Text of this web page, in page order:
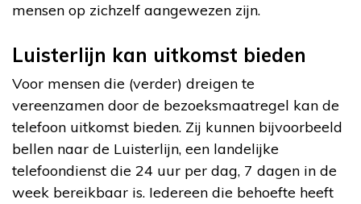
mensen op zichzelf aangewezen zijn.
Luisterlijn kan uitkomst bieden
Voor mensen die (verder) dreigen te
vereenzamen door de bezoeksmaatregel kan de
telefoon uitkomst bieden. Zij kunnen bijvoorbeeld
bellen naar de Luisterlijn, een landelijke
telefoondienst die 24 uur per dag, 7 dagen in de
week bereikbaar is. Iedereen die behoefte heeft